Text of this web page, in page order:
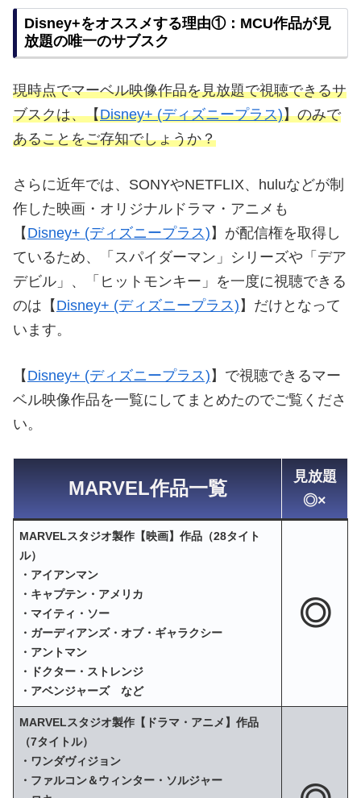
Disney+をオススメする理由①：MCU作品が見
放題の唯一のサブスク
現時点でマーベル映像作品を見放題で視聴できるサ
ブスクは、【Disney+ (ディズニープラス)】のみで
あることをご存知でしょうか？
さらに近年では、SONYやNETFLIX、huluなどが制
作した映画・オリジナルドラマ・アニメも
【 Disney+ (ディズニープラス) 】が配信権を取得し
ているため、「スパイダーマン」シリーズや「デア
デビル」、「ヒットモンキー」を一度に視聴できる
のは【 Disney+ (ディズニープラス) 】だけとなって
います。
【 Disney+ (ディズニープラス) 】で視聴できるマー
ベル映像作品を一覧にしてまとめたのでご覧くださ
い。
MARVEL作品一覧
見放題
◎×
MARVELスタジオ製作【映画】作品（28タイト
ル）
・アイアンマン
・キャプテン・アメリカ
・マイティ・ソー
・ガーディアンズ・オブ・ギャラクシー
・アントマン
・ドクター・ストレンジ
・アベンジャーズ など
◎
MARVELスタジオ製作【ドラマ・アニメ】作品
（7タイトル）
・ワンダヴィジョン
・ファルコン＆ウィンター・ソルジャー